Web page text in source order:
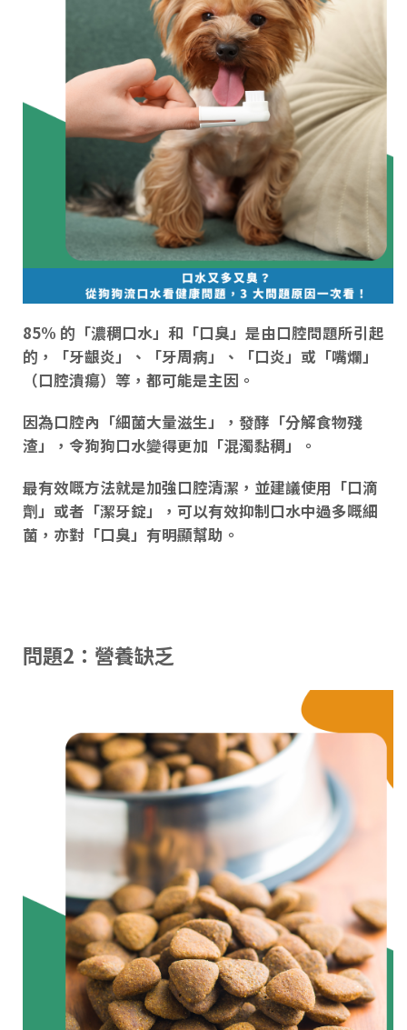
85% 的「濃稠口水」和「口臭」是由口腔問題所引起
的 ，「牙齦炎」、「牙周病」、「口炎」或「嘴爛」
（口腔潰瘍）等，都可能是主因。
因為口腔內「細菌大量滋生」，發酵「分解食物殘
渣」，令狗狗口水變得更加「混濁黏稠」。
最有效嘅方法就是加強口腔清潔 ，並建議使用「口滴
劑」或者「潔牙錠」，可以有效抑制口水中過多嘅細
菌 ，亦對「口臭」有明顯幫助。
問題2：營養缺乏